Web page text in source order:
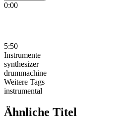
0:00
5:50
Instrumente
synthesizer
drummachine
Weitere Tags
instrumental
Ähnliche Titel